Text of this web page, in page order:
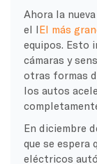
Ahora la
el lEl más
equipos. Esto
cámaras y
otras formas
los autos
En diciembre
que se espera
eléctricos